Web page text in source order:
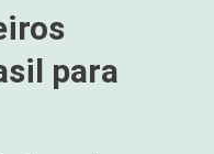
Brasil:
para